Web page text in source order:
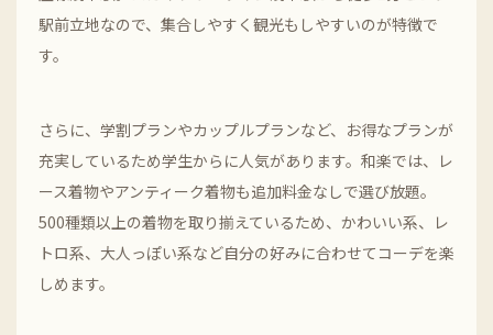
駅前立地なので、集合しやすく観光もしやすいのが特徴で
す。
さらに、学割プランやカップルプランなど、お得なプランが
充実しているため学生からに人気があります。和楽では、レ
ース着物やアンティーク着物も追加料金なしで選び放題。
500種類以上の着物を取り揃えているため、かわいい系、レ
トロ系、大人っぽい系など自分の好みに合わせてコーデを楽
しめます。